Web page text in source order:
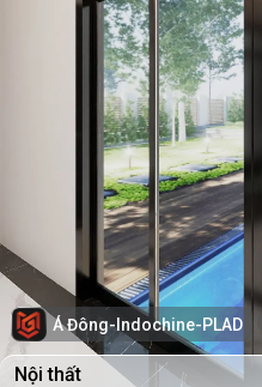
Á Đông-Indochine-PLAD
Nội thất